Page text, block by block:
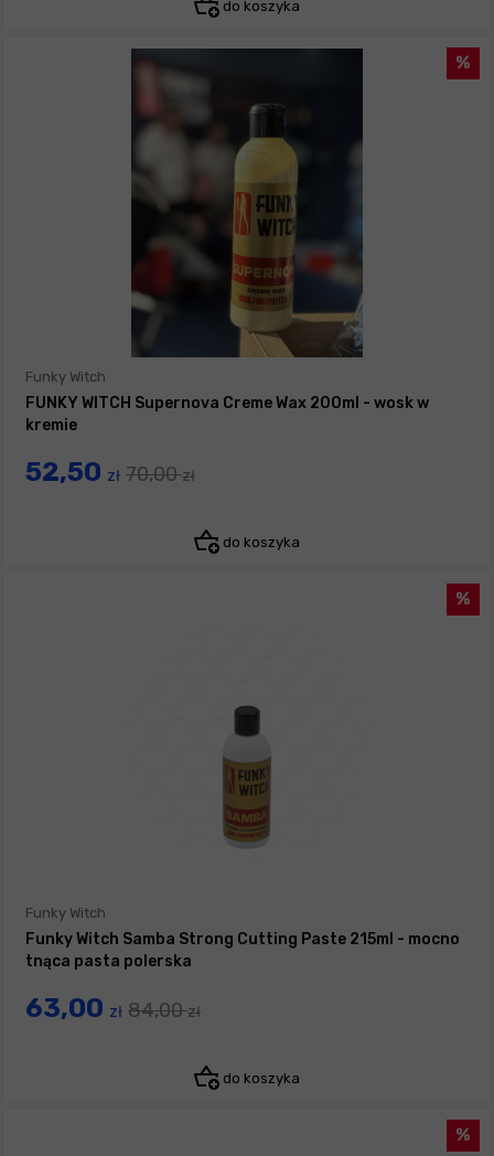
do koszyka
Funky Witch
FUNKY WITCH Supernova Creme Wax 200ml - wosk w
kremie
52,50 zł 70,00zł
do koszyka
Funky Witch
Funky Witch Samba Strong Cutting Paste 215ml - mocno
tnąca pasta polerska
63,00 zł 84,00zł
do koszyka